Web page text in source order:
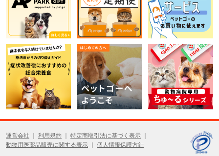
運営会社 利用規約
特定商取引法に基づく表示
動物用医薬品販売に関する表示
個人情報保護方針